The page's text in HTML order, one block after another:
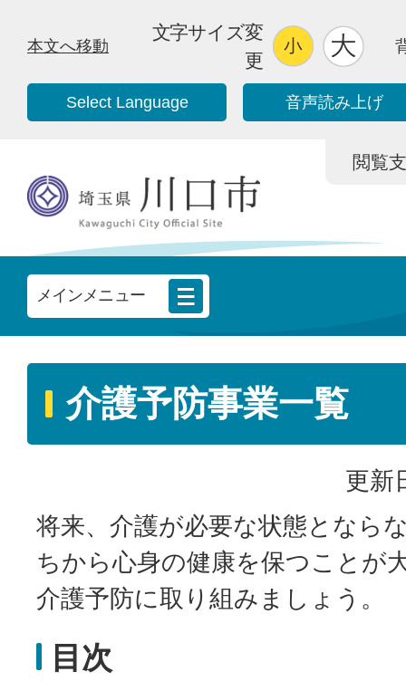
本文へ移動
文字サイズ変
更
Select Language 音声読み上げ
閲覧
メインメニュー
介護予防事業一覧
更新
将来、介護が必要な状態となら
ちから心身の健康を保つことが
介護予防に取り組みましょう。
目次